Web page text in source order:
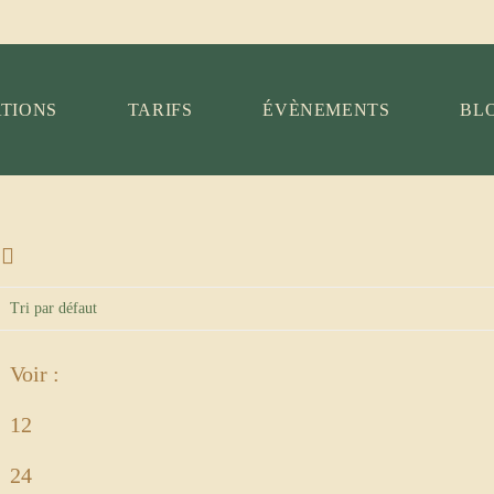
TARIFS ÉVÈNEMENTS
Voir :
12
24